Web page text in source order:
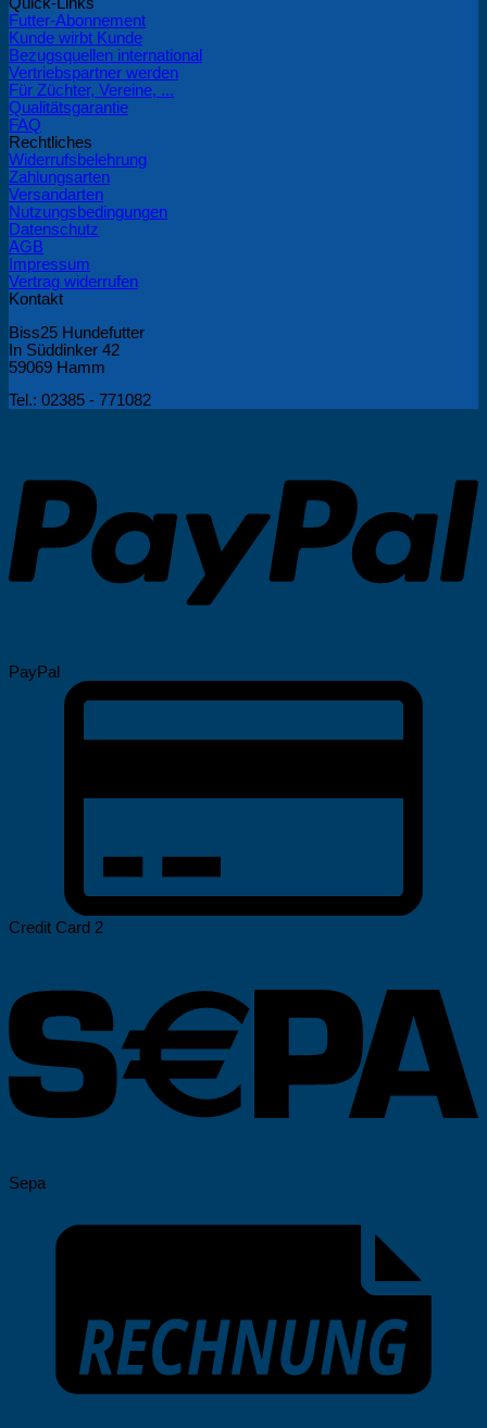
Futter-Abonnement
Kunde wirbt Kunde
Bezugsquellen international
Vertriebspartner werden
Für Züchter, Vereine, ...
Qualitätsgarantie
FAQ
Rechtliches
Widerrufsbelehrung
Zahlungsarten
Versandarten
Nutzungsbedingungen
Datenschutz
AGB
Impressum
Vertrag widerrufen
Kontakt
Biss25 Hundefutter
In Süddinker 42
59069 Hamm
Tel.: 02385 - 771082
PayPal
Credit Card 2
Sepa